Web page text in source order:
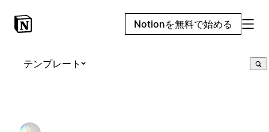
Notionを無料で始める
テンプレート